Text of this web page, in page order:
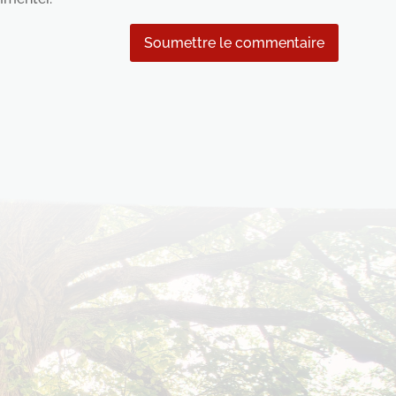
Soumettre le commentaire